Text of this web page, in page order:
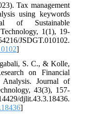
Tax management
using keywords
of Sustainable
Technology, 1(1), 19-
S. C., & Kolle,
on Financial
Analysis. Journal of
43(3), 157-
djlit.43.3.18436.